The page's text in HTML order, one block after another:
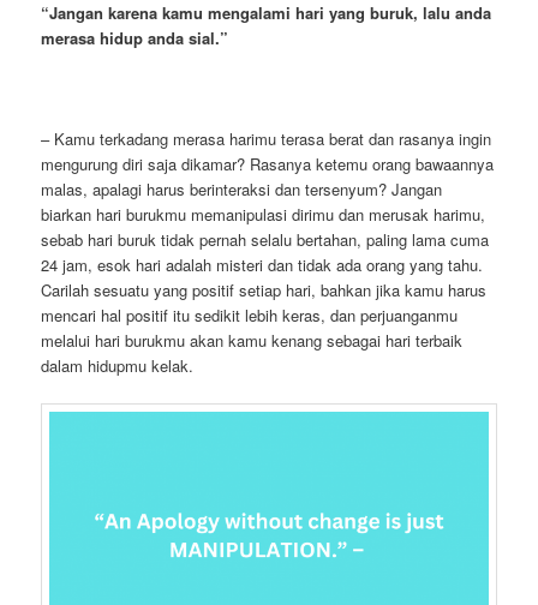
“Jangan karena kamu mengalami hari yang buruk, lalu anda
merasa hidup anda sial.”
– Kamu terkadang merasa harimu terasa berat dan rasanya ingin
mengurung diri saja dikamar? Rasanya ketemu orang bawaannya
malas, apalagi harus berinteraksi dan tersenyum? Jangan
biarkan hari burukmu memanipulasi dirimu dan merusak harimu,
sebab hari buruk tidak pernah selalu bertahan, paling lama cuma
24 jam, esok hari adalah misteri dan tidak ada orang yang tahu.
Carilah sesuatu yang positif setiap hari, bahkan jika kamu harus
mencari hal positif itu sedikit lebih keras, dan perjuanganmu
melalui hari burukmu akan kamu kenang sebagai hari terbaik
dalam hidupmu kelak.